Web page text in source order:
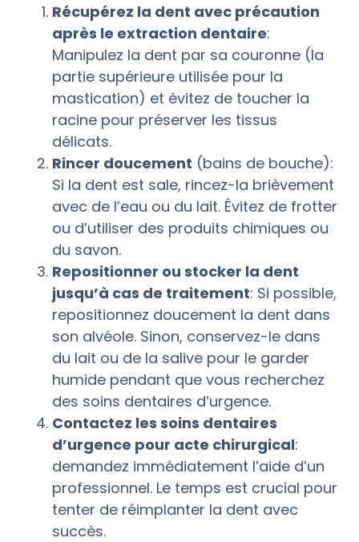
Récupérez la dent avec précaution
après le extraction dentaire:
Manipulez la dent par sa couronne (la
partie supérieure utilisée pour la
mastication) et évitez de toucher la
racine pour préserver les tissus
délicats.
Rincer doucement (bains de bouche):
Si la dent est sale, rincez-la brièvement
avec de l’eau ou du lait. Évitez de frotter
ou d’utiliser des produits chimiques ou
du savon.
Repositionner ou stocker la dent
jusqu’à cas de traitement: Si possible,
repositionnez doucement la dent dans
son alvéole. Sinon, conservez-le dans
du lait ou de la salive pour le garder
humide pendant que vous recherchez
des soins dentaires d’urgence.
Contactez les soins dentaires
d’urgence pour acte chirurgical:
demandez immédiatement l’aide d’un
professionnel. Le temps est crucial pour
tenter de réimplanter la dent avec
succès.